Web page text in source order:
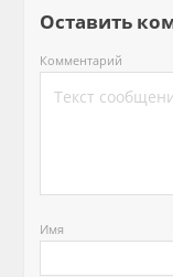
Оставить
Комментарий
Имя